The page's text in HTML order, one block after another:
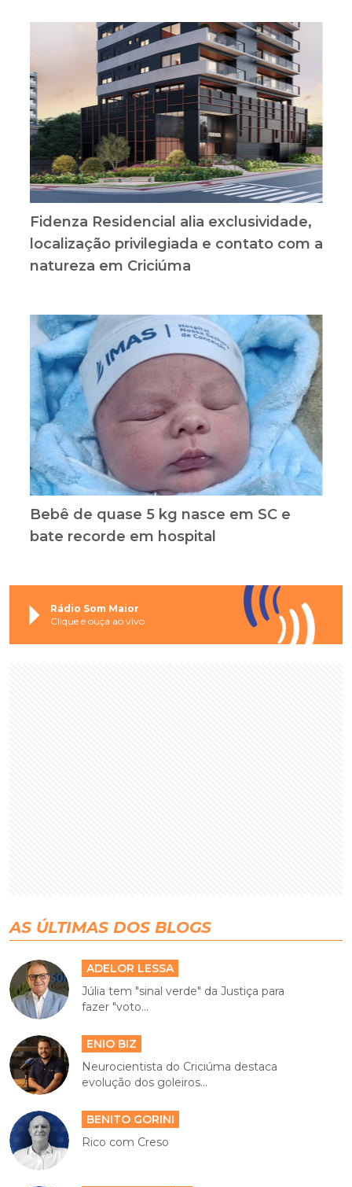
Fidenza Residencial alia exclusividade,
localização privilegiada e contato com a
natureza em Criciúma
Bebê de quase 5 kg nasce em SC e
bate recorde em hospital
Rádio Som Maior
Clique e ouça ao vivo
AS ÚLTIMAS DOS BLOGS
ADELOR LESSA
Júlia tem "sinal verde" da Justiça para
fazer "voto...
ENIO BIZ
Neurocientista do Criciúma destaca
evolução dos goleiros...
BENITO GORINI
Rico com Creso